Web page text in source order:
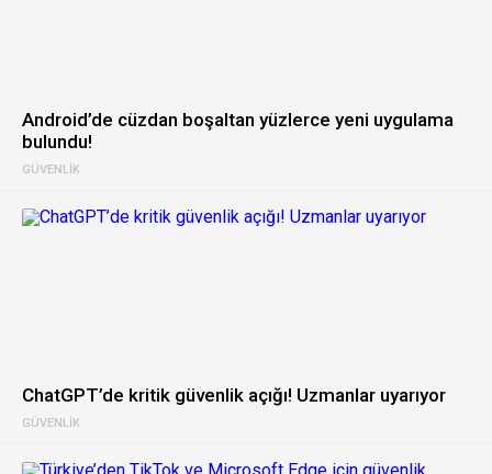
GÜVENLIK
Android’de cüzdan boşaltan yüzlerce yeni uygulama
bulundu!
GÜVENLIK
ChatGPT’de kritik güvenlik açığı! Uzmanlar uyarıyor